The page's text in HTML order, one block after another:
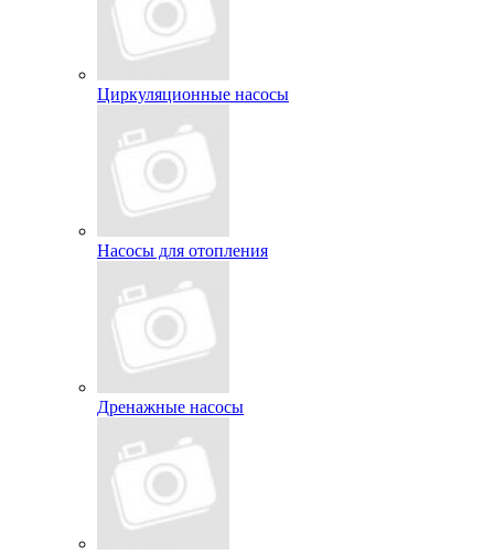
Циркуляционные насосы
Насосы для отопления
Дренажные насосы